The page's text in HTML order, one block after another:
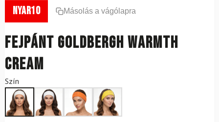
nyar10 Másolás a vágólapra
Fejpánt GOLDBERGH Warmth
Cream
Szín